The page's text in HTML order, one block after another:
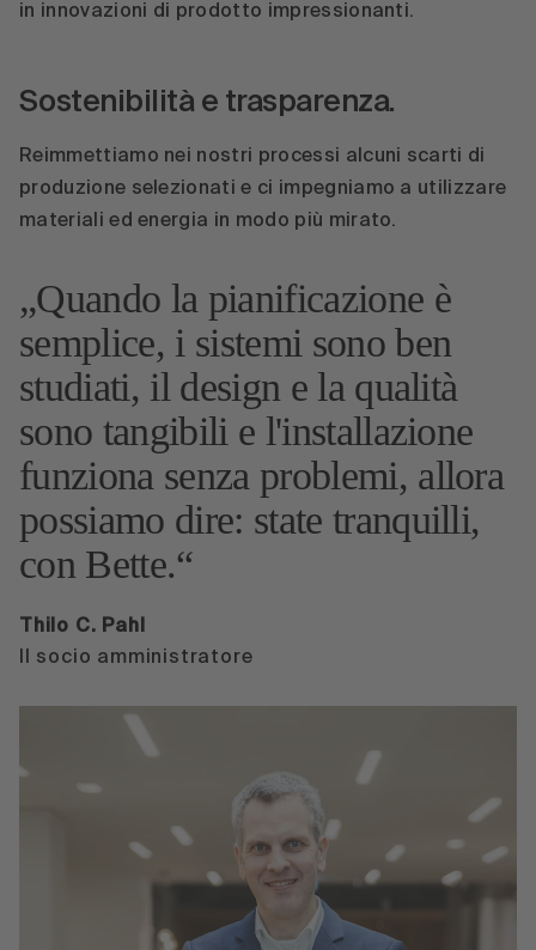
in innovazioni di prodotto impressionanti.
Sostenibilità e trasparenza.
Reimmettiamo nei nostri processi alcuni scarti di
produzione selezionati e ci impegniamo a utilizzare
materiali ed energia in modo più mirato.
Quando la pianificazione è
semplice, i sistemi sono ben
studiati, il design e la qualità
sono tangibili e l'installazione
funziona senza problemi, allora
possiamo dire: state tranquilli,
con Bette.
Thilo C. Pahl
Il socio amministratore